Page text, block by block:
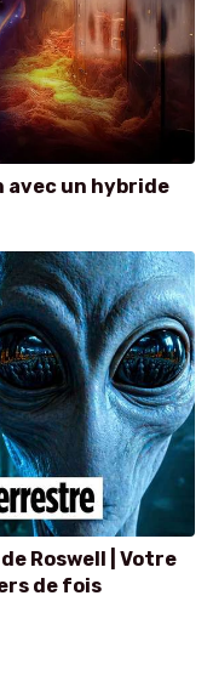
avec un hybride
Roswell | Votre
de fois